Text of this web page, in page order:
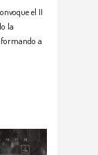
el II
la
a